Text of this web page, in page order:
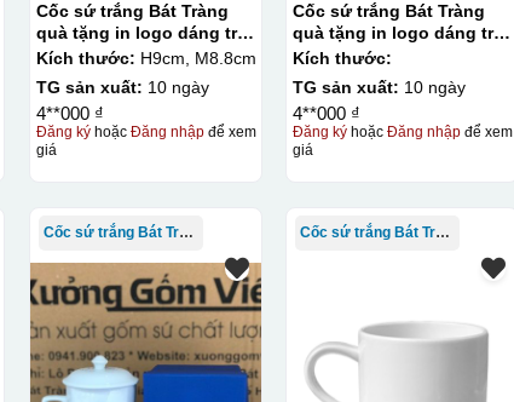
Cốc sứ trắng Bát Tràng
quà tặng in logo dáng trụ
lùn quai C 350ml KQ-
CST05
Kích thước: H9cm, M8.8cm
TG sản xuất: 10 ngày
4**000 ₫
Đăng kýhoặc Đăng nhậpđể xem
giá
Cốc sứ trắng Bát Tràng
quà tặng in logo dáng trụ
lùn quai bán tim 350ml KQ-
CST03
Kích thước:
TG sản xuất: 10 ngày
4**000 ₫
Đăng ký hoặcĐăng nhập để xem
giá
Cốc sứ trắng Bát Tràng Cốc sứ trắng Bát Tràng